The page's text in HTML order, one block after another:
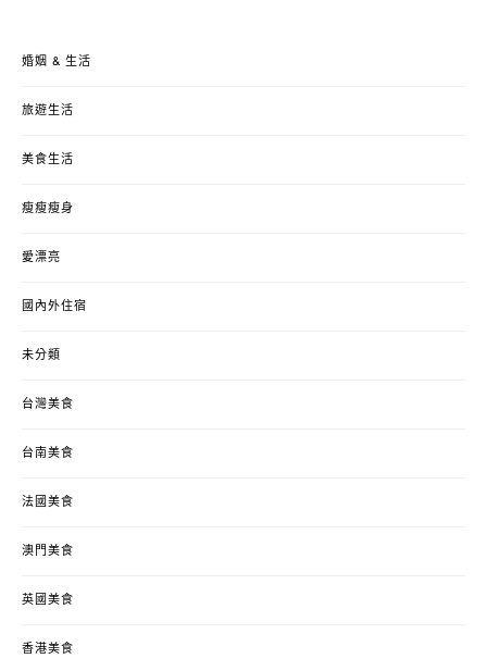
婚姻 & 生活
旅遊生活
美食生活
瘦瘦瘦身
愛漂亮
國內外住宿
未分類
台灣美食
台南美食
法國美食
澳門美食
英國美食
香港美食